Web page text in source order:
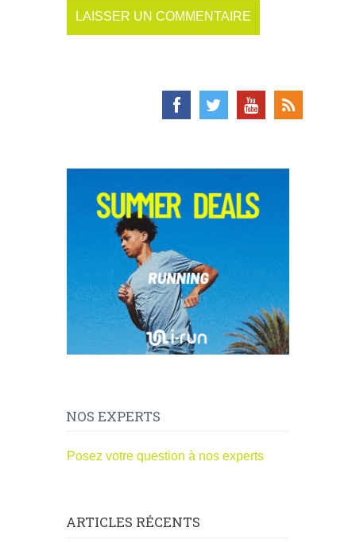
NOS EXPERTS
Posez votre question à nos experts
ARTICLES RÉCENTS